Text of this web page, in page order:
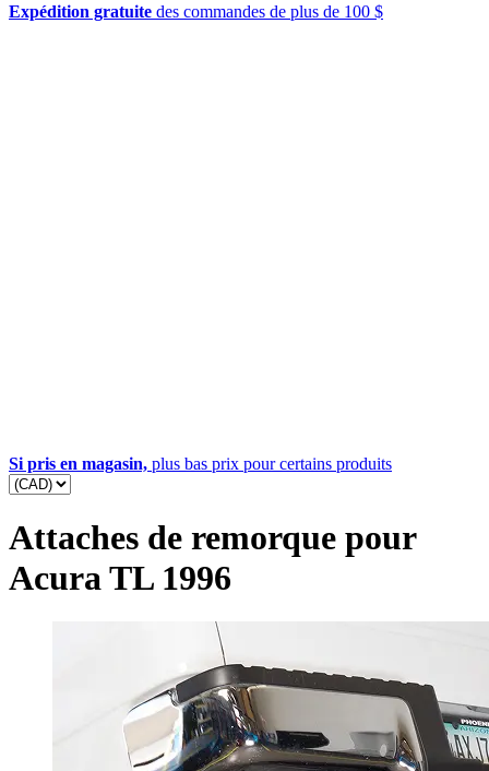
Expédition gratuite des commandes de plus de 100 $
Si pris en magasin, plus bas prix pour certains produits
Attaches de remorque pour
Acura TL 1996